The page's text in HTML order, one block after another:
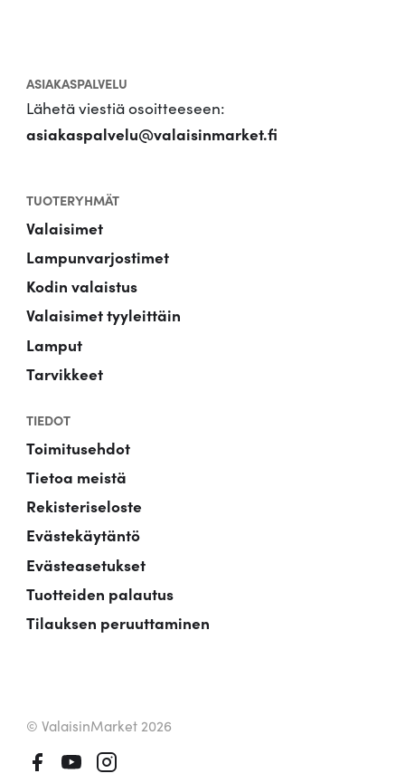
ASIAKASPALVELU
Lähetä viestiä osoitteeseen:
asiakaspalvelu@valaisinmarket.fi
TUOTERYHMÄT
Valaisimet
Lampunvarjostimet
Kodin valaistus
Valaisimet tyyleittäin
Lamput
Tarvikkeet
TIEDOT
Toimitusehdot
Tietoa meistä
Rekisteriseloste
Evästekäytäntö
Evästeasetukset
Tuotteiden palautus
Tilauksen peruuttaminen
© ValaisinMarket 2026
FacebookYoutubeInstagram